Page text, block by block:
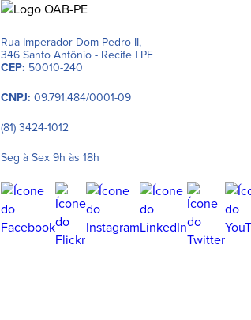
Rua Imperador Dom Pedro II,
346 Santo Antônio - Recife | PE
CEP: 50010-240
CNPJ: 09.791.484/0001-09
(81) 3424-1012
Seg à Sex 9h às 18h